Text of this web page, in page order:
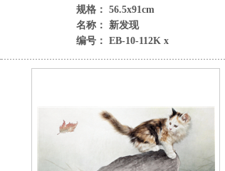
规格： 56.5x91cm
名称： 新发现
编号： EB-10-112K x